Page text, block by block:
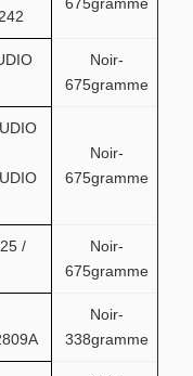
Noir-
675gramme
Noir-
675gramme
/
Noir-
675gramme
Noir-
338gramme